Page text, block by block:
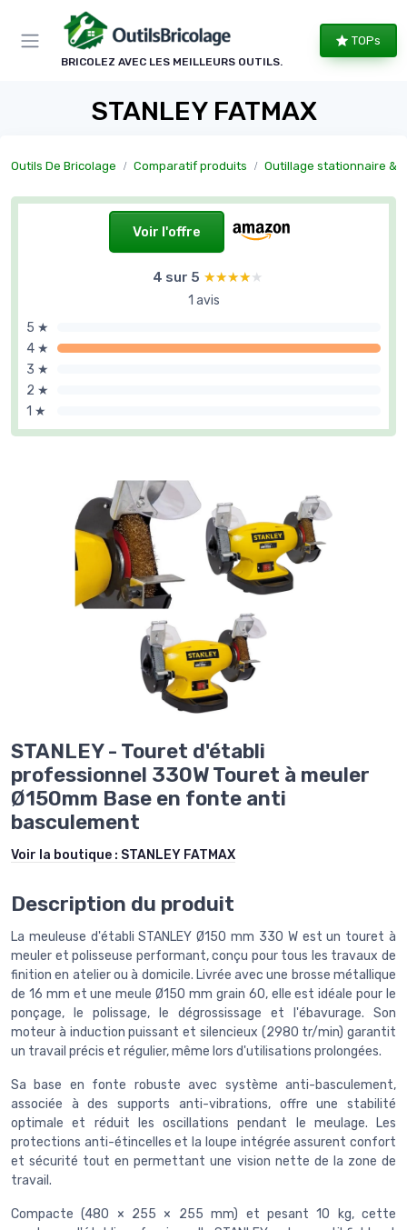
BRICOLEZ AVEC LES MEILLEURS OUTILS.
TOPs
STANLEY FATMAX
Outils De Bricolage Comparatif produits Outillage stationnaire &
Voir l'offre
4 sur 5 ★★★★★
★★★★★
1 avis
5 ★
4 ★
3 ★
2 ★
1 ★
STANLEY - Touret d'établi
professionnel 330W Touret à meuler
Ø150mm Base en fonte anti
basculement
Voir la boutique : STANLEY FATMAX
Description du produit
La meuleuse d'établi STANLEY Ø150 mm 330 W est un touret à
meuler et polisseuse performant, conçu pour tous les travaux de
finition en atelier ou à domicile. Livrée avec une brosse métallique
de 16 mm et une meule Ø150 mm grain 60, elle est idéale pour le
ponçage, le polissage, le dégrossissage et l'ébavurage. Son
moteur à induction puissant et silencieux (2980 tr/min) garantit
un travail précis et régulier, même lors d'utilisations prolongées.
Sa base en fonte robuste avec système anti-basculement,
associée à des supports anti-vibrations, offre une stabilité
optimale et réduit les oscillations pendant le meulage. Les
protections anti-étincelles et la loupe intégrée assurent confort
et sécurité tout en permettant une vision nette de la zone de
travail.
Compacte (480 × 255 × 255 mm) et pesant 10 kg, cette
Panneau de gestion des cookies